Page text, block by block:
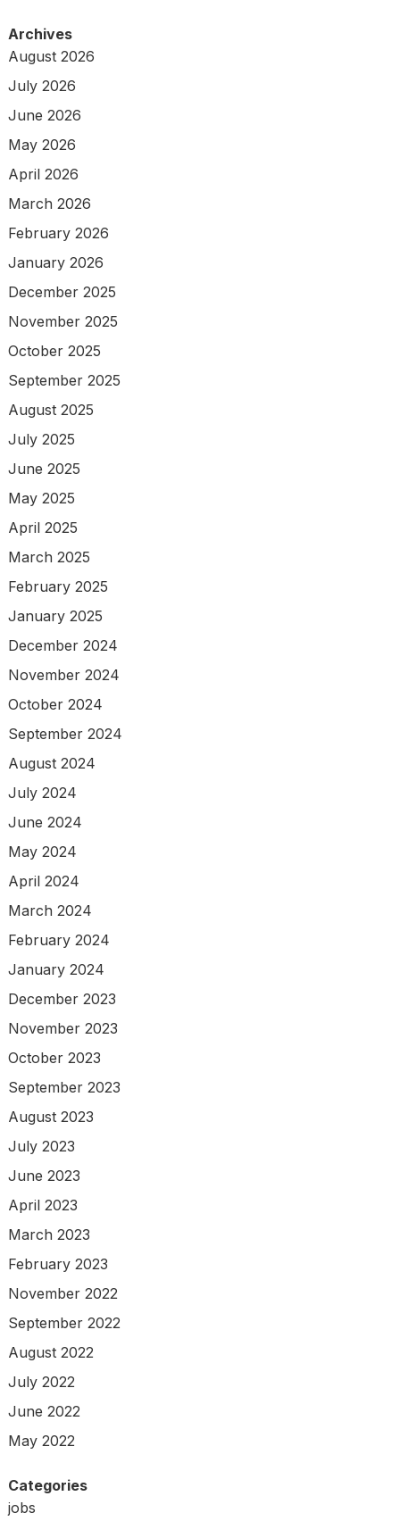
Archives
August 2026
July 2026
June 2026
May 2026
April 2026
March 2026
February 2026
January 2026
December 2025
November 2025
October 2025
September 2025
August 2025
July 2025
June 2025
May 2025
April 2025
March 2025
February 2025
January 2025
December 2024
November 2024
October 2024
September 2024
August 2024
July 2024
June 2024
May 2024
April 2024
March 2024
February 2024
January 2024
December 2023
November 2023
October 2023
September 2023
August 2023
July 2023
June 2023
April 2023
March 2023
February 2023
November 2022
September 2022
August 2022
July 2022
June 2022
May 2022
Categories
jobs